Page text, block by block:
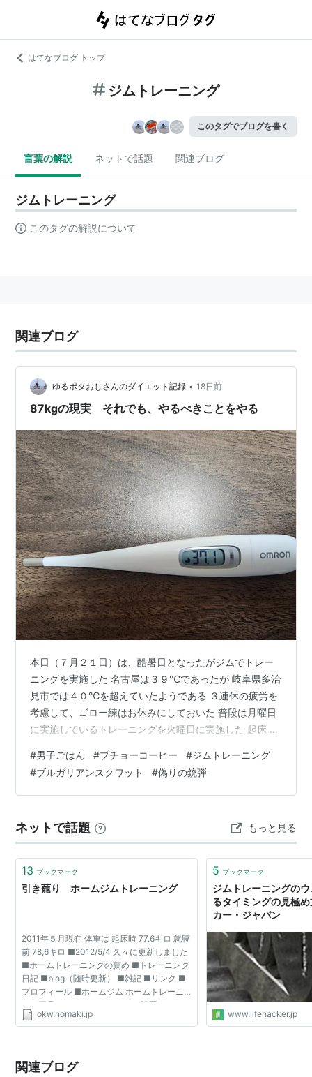
はてなブログ トップ
ジムトレーニング
このタグでブログを書く
言葉の解説 ネットで話題 関連ブログ
ジムトレーニング
このタグの解説について
関連ブログ
ゆるポタおじさんのダイエット記録 • 18日前
87kgの現実 それでも、やるべきことをやる
本日（７月２１日）は、酷暑日となったがジムでトレー
ニングを実施した 名古屋は３９℃であったが 岐阜県多治
見市では４０℃を超えていたようである ３連休の疲労を
考慮して、ゴロー練はお休みにしておいた 普段は月曜日
に実施しているトレーニングを火曜日に実施した 起床 朝
まったくもって、スッキリしない そのまま休もうかとも
思ったが、仕事にはいくことに・・・ 安静時心拍
_51bpm よくはないのだが、酷くもない・・・ 07.21_起
本当に笑えなくなってきた 朝ごはん 07.21_朝ごはん 寝
坊…
#男子ごはん #ブチョーコーヒー #ジムトレーニング
#ブルガリアンスクワット #偽りの銃弾
ネットで話題 もっと見る
13 ブックマーク
引き蘢り ホームジムトレーニング
2011年５月現在 体重は 起床時 77.6キロ 就寝
前 78,6キロ ■2012/5/4 久々に更新しました
■ホームトレーニングの薦め ■トレーニング
日記 ■blog（随時更新） ■雑記 ■リンク ■
プロフィール ■ホームジム ホームトレーニ
ング用品 セイフティー・バーの設置について
防音防振 パワーラック バーベルセット比較
okw.nomaki.jp
5 ブックマーク
ジムトレーニングの
るタイミングの見極
カー・ジャパン
www.lifehacker.jp
関連ブログ